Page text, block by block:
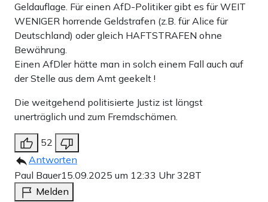
Geldauflage. Für einen AfD-Politiker gibt es für WEIT
WENIGER horrende Geldstrafen (z.B. für Alice für
Deutschland) oder gleich HAFTSTRAFEN ohne
Bewährung.
Einen AfDler hätte man in solch einem Fall auch auf
der Stelle aus dem Amt geekelt !
Die weitgehend politisierte Justiz ist längst
unerträglich und zum Fremdschämen.
52
Antworten
Paul Bauer15.09.2025 um 12:33 Uhr328T
Melden